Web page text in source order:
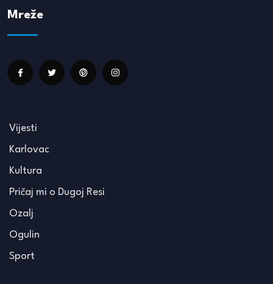
Mreže
Vijesti
Karlovac
Kultura
Pričaj mi o Dugoj Resi
Ozalj
Ogulin
Sport